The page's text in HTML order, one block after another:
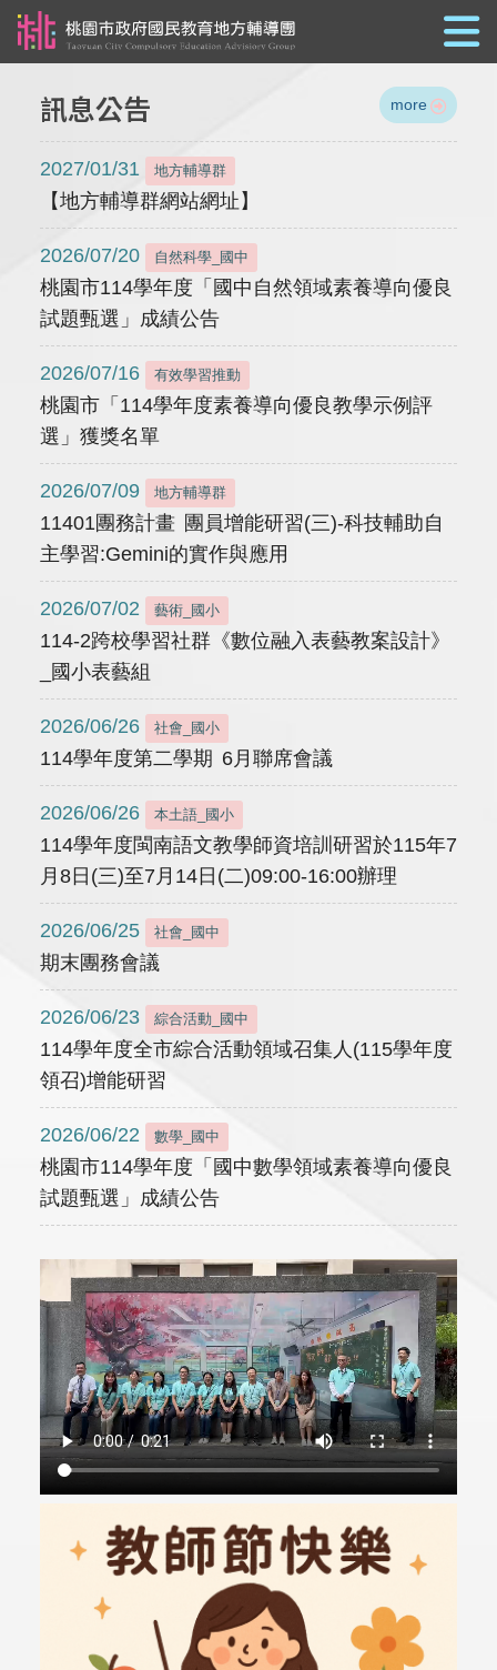
訊息公告 more
2027/01/31 地方輔導群
【地方輔導群網站網址】
2026/07/20 自然科學_國中
桃園市114學年度「國中自然領域素養導向優良
試題甄選」成績公告
2026/07/16 有效學習推動
桃園市「114學年度素養導向優良教學示例評
選」獲獎名單
2026/07/09 地方輔導群
11401團務計畫 團員增能研習(三)-科技輔助自
主學習:Gemini的實作與應用
2026/07/02 藝術_國小
114-2跨校學習社群《數位融入表藝教案設計》
_國小表藝組
2026/06/26 社會_國小
114學年度第二學期 6月聯席會議
2026/06/26 本土語_國小
114學年度閩南語文教學師資培訓研習於115年7
月8日(三)至7月14日(二)09:00-16:00辦理
2026/06/25 社會_國中
期末團務會議
2026/06/23 綜合活動_國中
114學年度全市綜合活動領域召集人(115學年度
領召)增能研習
2026/06/22 數學_國中
桃園市114學年度「國中數學領域素養導向優良
試題甄選」成績公告